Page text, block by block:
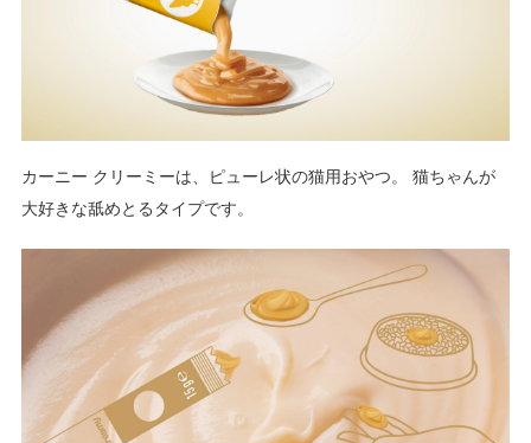
カーニー クリーミーは、ピューレ状の猫用おやつ。 猫ちゃんが
大好きな舐めとるタイプです。